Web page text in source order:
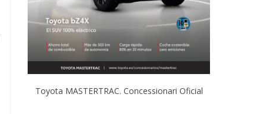
Toyota MASTERTRAC. Concessionari Oficial